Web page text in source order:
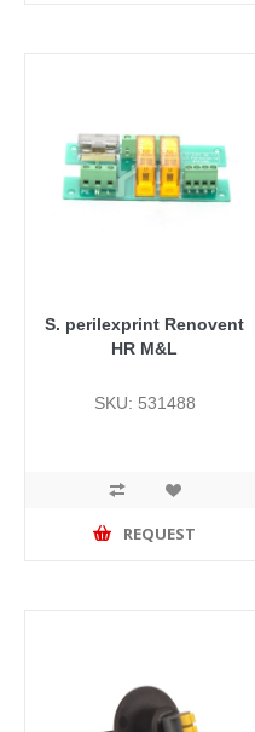
S. perilexprint Renovent
HR M&L
SKU: 531488
REQUEST